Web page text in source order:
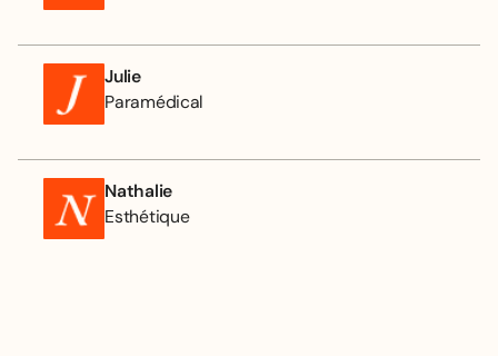
Julie
Paramédical
Nathalie
Esthétique